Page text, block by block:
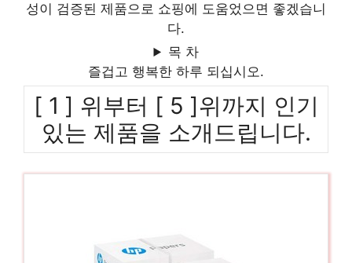
성이 검증된 제품으로 쇼핑에 도움었으면 좋겠습니
다.
목 차
즐겁고 행복한 하루 되십시오.
[ 1 ] 위부터 [ 5 ]위까지 인기
있는 제품을 소개드립니다.